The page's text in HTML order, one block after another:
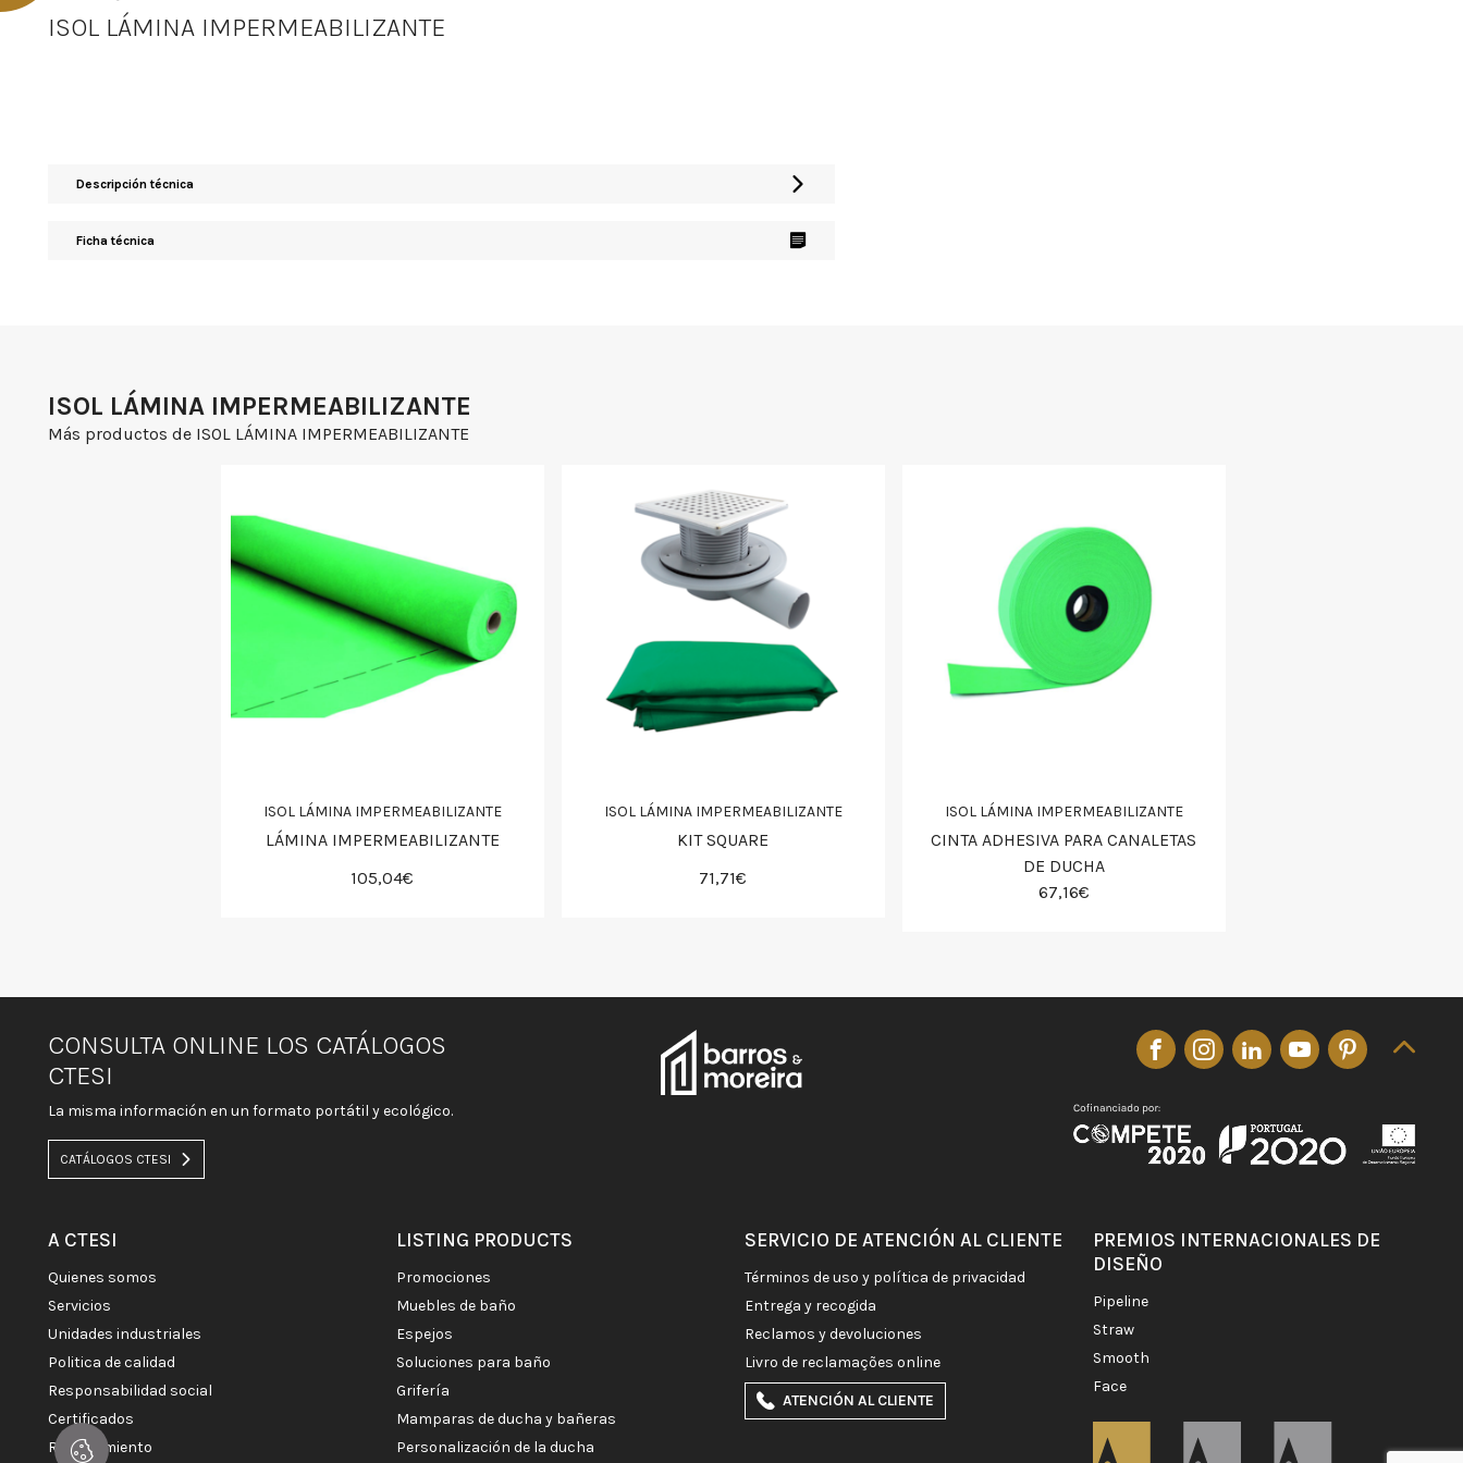
ISOL LÁMINA IMPERMEABILIZANTE
Descripción técnica
Ficha técnica
ISOL LÁMINA IMPERMEABILIZANTE
Más productos de ISOL LÁMINA IMPERMEABILIZANTE
ISOL LÁMINA IMPERMEABILIZANTE
LÁMINA IMPERMEABILIZANTE
105,04€
ISOL LÁMINA IMPERMEABILIZANTE
KIT SQUARE
71,71€
ISOL LÁMINA IMPERMEABILIZANTE
CINTA ADHESIVA PARA CANALETAS
DE DUCHA
67,16€
CONSULTA ONLINE LOS CATÁLOGOS
CTESI
La misma información en un formato portátil y ecológico.
CATÁLOGOS CTESI
A CTESI
quienes somos
servicios
unidades industriales
politica de calidad
responsabilidad social
certificados
reclutamiento
LISTING PRODUCTS
promociones
muebles de baño
espejos
soluciones para baño
grifería
mamparas de ducha y bañeras
personalización de la ducha
SERVICIO DE ATENCIÓN AL CLIENTE
términos de uso y política de privacidad
entrega y recogida
reclamos y devoluciones
livro de reclamações online
ATENCIÓN AL CLIENTE
PREMIOS INTERNACIONALES DE
DISEÑO
pipeline
straw
smooth
face